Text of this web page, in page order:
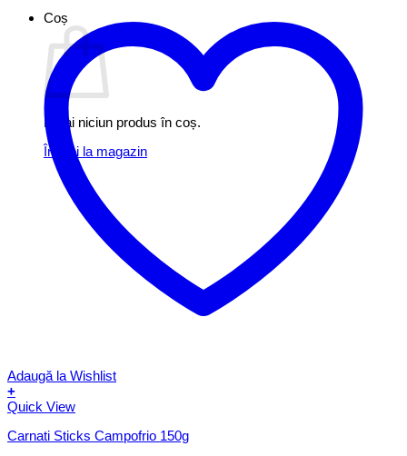
Coș
Nu ai niciun produs în coș.
Înapoi la magazin
Adaugă la Wishlist
+
Quick View
Carnati Sticks Campofrio 150g